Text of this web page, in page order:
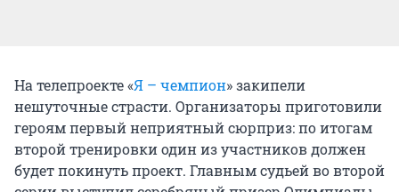
На телепроекте «Я – чемпион» закипели
нешуточные страсти. Организаторы приготовили
героям первый неприятный сюрприз: по итогам
второй тренировки один из участников должен
будет покинуть проект. Главным судьей во второй